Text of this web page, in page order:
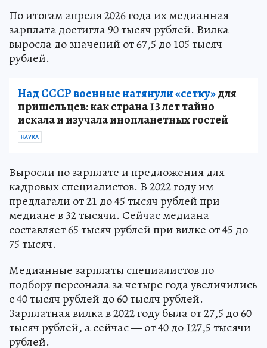
По итогам апреля 2026 года их медианная
зарплата достигла 90 тысяч рублей. Вилка
выросла до значений от 67,5 до 105 тысяч
рублей.
Над СССР военные натянули «сетку»для
пришельцев: как страна 13 лет тайно
искала и изучала инопланетных гостей
НАУКА
Выросли по зарплате и предложения для
кадровых специалистов. В 2022 году им
предлагали от 21 до 45 тысяч рублей при
медиане в 32 тысячи. Сейчас медиана
составляет 65 тысяч рублей при вилке от 45 до
75 тысяч.
Медианные зарплаты специалистов по
подбору персонала за четыре года увеличились
с 40 тысяч рублей до 60 тысяч рублей.
Зарплатная вилка в 2022 году была от 27,5 до 60
тысяч рублей, а сейчас — от 40 до 127,5 тысячи
рублей.